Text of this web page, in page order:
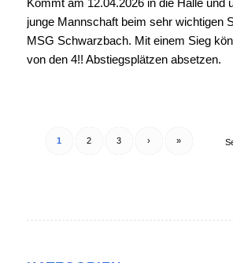
Kommt am 12.04.2026 in die Halle und
junge Mannschaft beim sehr wichtigen
MSG Schwarzbach. Mit einem Sieg
von den 4!! Abstiegsplätzen absetzen.
1 2 3 › »